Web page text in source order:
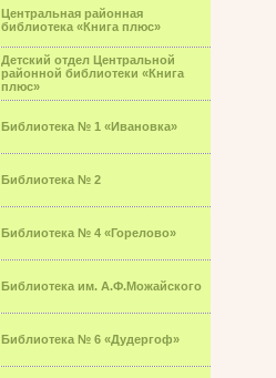
Центральная районная
библиотека «Книга плюс»
Детский отдел Центральной
районной библиотеки «Книга
плюс»
Библиотека № 1 «Ивановка»
Библиотека № 2
Библиотека № 4 «Горелово»
Библиотека им. А.Ф.Можайского
Библиотека № 6 «Дудергоф»